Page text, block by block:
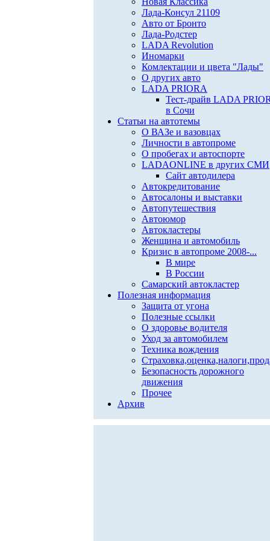
Лада-Консул 21109
Авто от Бронто
Лада-Родстер
LADA Revolution
Иномарки
Комлектации и цвета "Лады"
О других авто
LADA PRIORA
Тест-драйв LADA
в Сочи
Статьи на автотемы
О ВАЗе и вазовцах
Личности в автопроме
О пробегах и автоспорте
LADAONLINE в других СМИ
Сайт автодилера
Автокредитование
Автосалоны и выставки
Автопутешествия
Автоюмор
Автокластеры
Женщина и автомобиль
Кризис в автопроме 2008-...
В мире
В России
Самарский автокластер
Полезная информация
Защита от угона
Полезные ссылки
О здоровье водителя
Уход за автомобилем
Техника вождения
Безопасность дорожного
движения
Прочее
Архив